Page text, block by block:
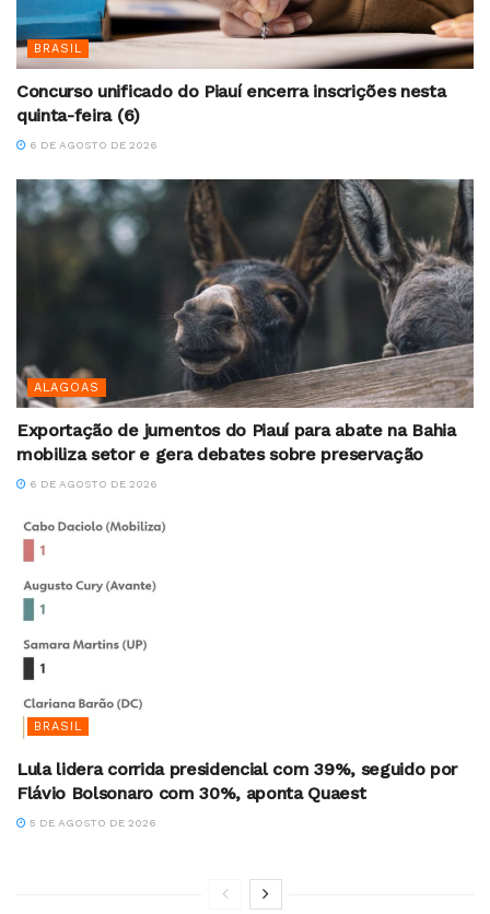
BRASIL
Concurso unificado do Piauí encerra inscrições nesta
quinta-feira (6)
6 DE AGOSTO DE 2026
ALAGOAS
Exportação de jumentos do Piauí para abate na Bahia
mobiliza setor e gera debates sobre preservação
6 DE AGOSTO DE 2026
BRASIL
Lula lidera corrida presidencial com 39%, seguido por
Flávio Bolsonaro com 30%, aponta Quaest
5 DE AGOSTO DE 2026